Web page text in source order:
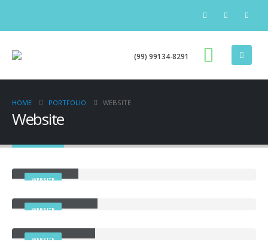
(99) 99134-8291
HOME PORTFOLIO WEBSITE
Website
WEBSITE
WEBSITE
WEBSITE